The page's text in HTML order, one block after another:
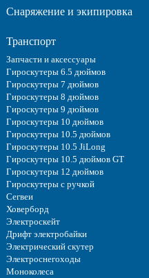
Снаряжение и экипировка
Транспорт
Запчасти и аксессуары
Гироскутеры 6.5 дюймов
Гироскутеры 7 дюймов
Гироскутеры 8 дюймов
Гироскутеры 9 дюймов
Гироскутеры 10 дюймов
Гироскутеры 10.5 дюймов
Гироскутеры 10.5 JiLong
Гироскутеры 10.5 дюймов GT
Гироскутеры 12 дюймов
Гироскутеры с ручкой
Сегвеи
Ховерборд
Электроскейт
Дрифт электробайки
Электрический скутер
Электроснегоходы
Моноколеса